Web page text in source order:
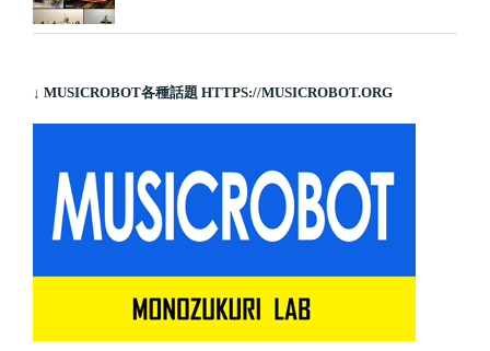
↓ MUSICROBOT各種話題 HTTPS://MUSICROBOT.ORG